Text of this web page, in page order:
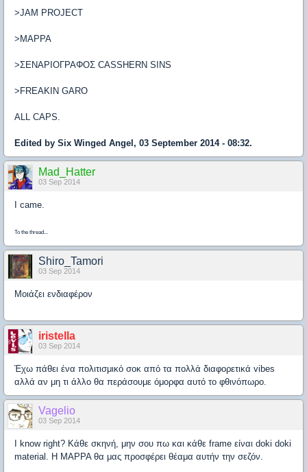
>JAM PROJECT
>MAPPA
>ΣΕΝΑΡΙΟΓΡΑΦΟΣ CASSHERN SINS
>FREAKIN GARO
ALL CAPS.
Edited by Six Winged Angel, 03 September 2014 - 08:32.
Mad_Hatter
03 Sep 2014
I came.
To the thread...
Shiro_Tamori
03 Sep 2014
Μοιάζει ενδιαφέρον
iristella
03 Sep 2014
Έχω πάθει ένα πολιτισμικό σοκ από τα πολλά διαφορετικά vibes
αλλά αν μη τι άλλο θα περάσουμε όμορφα αυτό το φθινόπωρο.
Vagelio
03 Sep 2014
I know right? Kάθε σκηνή, μην σου πω και κάθε frame είναι doki doki
material. Η ΜAPPA θα μας προσφέρει θέαμα αυτήν την σεζόν.